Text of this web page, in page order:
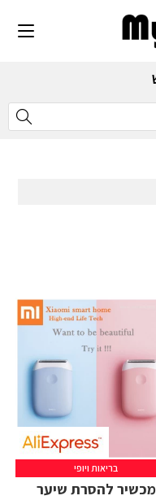
בריאות ויופי
מכשיר להסרת שיער